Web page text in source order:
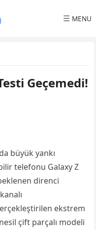
☰ MENU
Geçemedi!
büyük yankı
telefonu Galaxy Z
direnci
ekstrem
çift parçalı modeli